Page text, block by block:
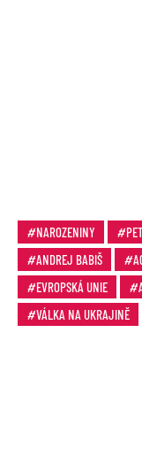
NAROZENINY
ANDREJ BABIŠ
EVROPSKÁ UNIE
VÁLKA NA UKRAJINĚ